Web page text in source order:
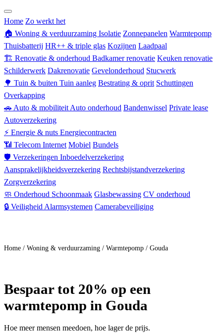
Home Zo werkt het
🏠 Woning & verduurzaming Isolatie Zonnepanelen Warmtepomp
Thuisbatterij HR++ & triple glas Kozijnen Laadpaal
🏗 Renovatie & onderhoud Badkamer renovatie Keuken renovatie
Schilderwerk Dakrenovatie Gevelonderhoud Stucwerk
🌳 Tuin & buiten Tuin aanleg Bestrating & oprit Schuttingen
Overkapping
🚗 Auto & mobiliteit Auto onderhoud Bandenwissel Private lease
Autoverzekering
⚡ Energie & nuts Energiecontracten
📶 Telecom Internet Mobiel Bundels
🛡 Verzekeringen Inboedelverzekering
Aansprakelijkheidsverzekering Rechtsbijstandverzekering
Zorgverzekering
🧼 Onderhoud Schoonmaak Glasbewassing CV onderhoud
🔒 Veiligheid Alarmsystemen Camerabeveiliging
Home / Woning & verduurzaming / Warmtepomp / Gouda
Bespaartot 20% op een
warmtepomp in Gouda
Hoe meer mensen meedoen, hoe lager de prijs.